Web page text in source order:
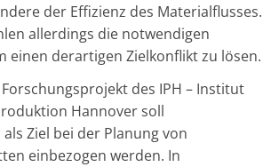
der Effizienz des Materialflusses.
allerdings die notwendigen
einen derartigen Zielkonflikt zu lösen.
des IPH – Institut
Hannover soll
Ziel bei der Planung von
einbezogen werden. In